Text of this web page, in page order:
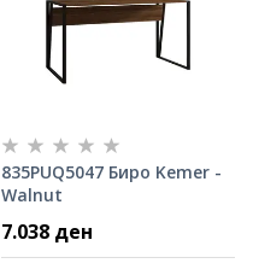
835PUQ5047 Биро Kemer -
Walnut
7.038 ден